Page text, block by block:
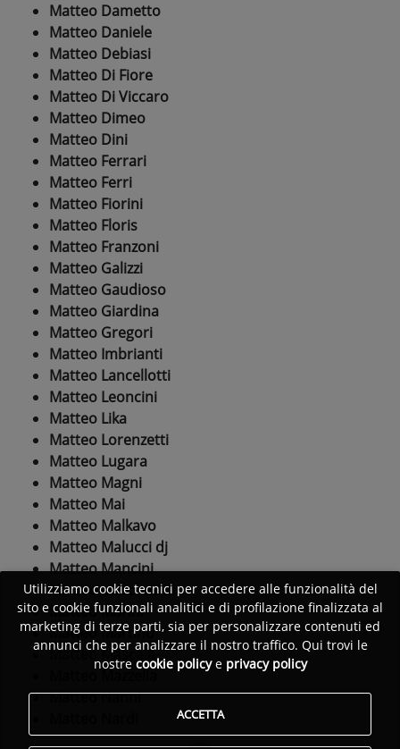
Matteo Dametto
Matteo Daniele
Matteo Debiasi
Matteo Di Fiore
Matteo Di Viccaro
Matteo Dimeo
Matteo Dini
Matteo Ferrari
Matteo Ferri
Matteo Fiorini
Matteo Floris
Matteo Franzoni
Matteo Galizzi
Matteo Gaudioso
Matteo Giardina
Matteo Gregori
Matteo Imbrianti
Matteo Lancellotti
Matteo Leoncini
Matteo Lika
Matteo Lorenzetti
Matteo Lugara
Matteo Magni
Matteo Mai
Matteo Malkavo
Matteo Malucci dj
Matteo Mancini
Matteo Marchesini
Matteo Marini
Matteo Martino
Matteo Mascelli
Matteo Nanni
Utilizziamo cookie tecnici per accedere alle funzionalità del
sito e cookie funzionali analitici e di profilazione finalizzata al
marketing di terze parti, sia per personalizzare contenuti ed
annunci che per analizzare il nostro traffico. Qui trovi le
nostre cookie policye privacy policy
ACCETTA